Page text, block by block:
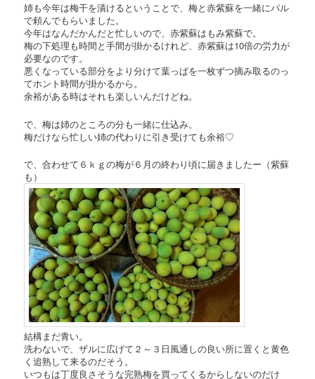
姉も今年は梅干を漬けるということで、梅と赤紫蘇を一緒にパル
で頼んでもらいました。
今年はなんだかんだと忙しいので、赤紫蘇はもみ紫蘇で。
梅の下処理も時間と手間が掛かるけれど、赤紫蘇は10倍の労力が
必要なのです。
悪くなっている部分をより分けて葉っぱを一枚ずつ摘み取るのっ
てホント時間が掛かるから。
余裕がある時はそれも楽しいんだけどね。
で、梅は姉のところの分も一緒に仕込み。
梅だけなら忙しい姉の代わりに引き受けても余裕♡
で、合わせて６ｋｇの梅が６月の終わり頃に届きましたー（紫蘇
も）
結構まだ青い。
洗わないで、ザルに広げて２～３日風通しの良い所に置くと黄色
く追熟して来るのだそう。
いつもは丁度良さそうな完熟梅を買ってくるからしないのだけ